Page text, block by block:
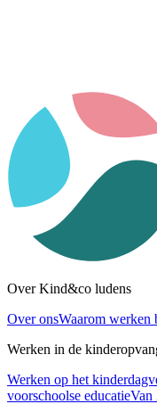
Over Kind&co ludens
Over onsWaarom werken
Werken in de
Werken op het
voorschoolse educatieVan